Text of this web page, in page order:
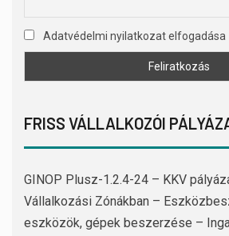
Adatvédelmi nyilatkozat elfogadása
FRISS VÁLLALKOZÓI
GINOP Plusz-1.2.4-24 – KKV
Vállalkozási Zónákban –
eszközök, gépek beszerzése –